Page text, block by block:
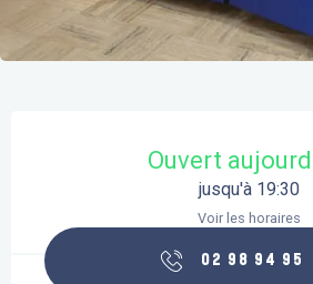
Ouvert
jusqu'à 19:30
Voir les horaires
02 98 94 95